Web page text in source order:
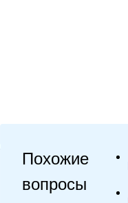
Похожие
вопросы